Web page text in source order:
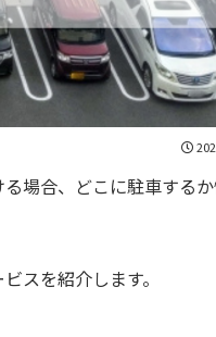
場合、どこに駐車する
スを紹介します。